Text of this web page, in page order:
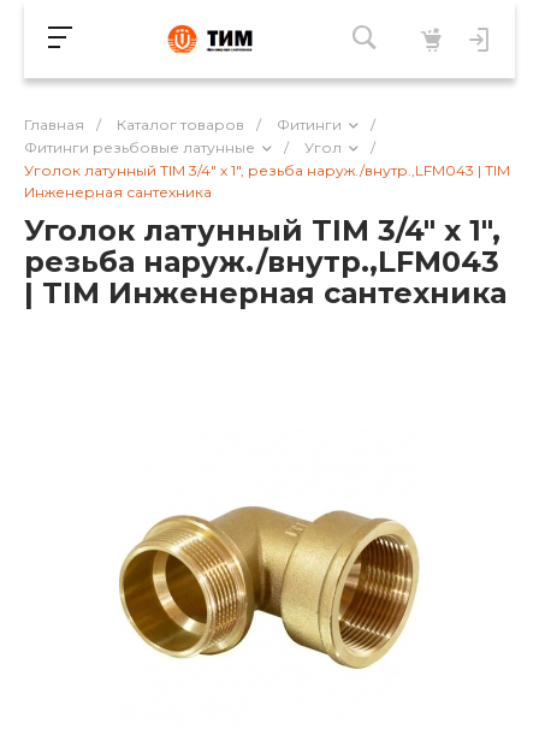
Главная / Каталог товаров / Фитинги
/
Фитинги резьбовые латунные
/ Угол
/
Уголок латунный TIM 3/4" х 1", резьба наруж./внутр.,LFM043 | TIM
Инженерная сантехника
Уголок латунный TIM 3/4" х 1",
резьба наруж./внутр.,LFM043
| TIM Инженерная сантехника